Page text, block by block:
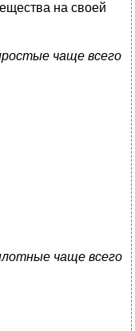
на своей
чаще всего
чаще всего